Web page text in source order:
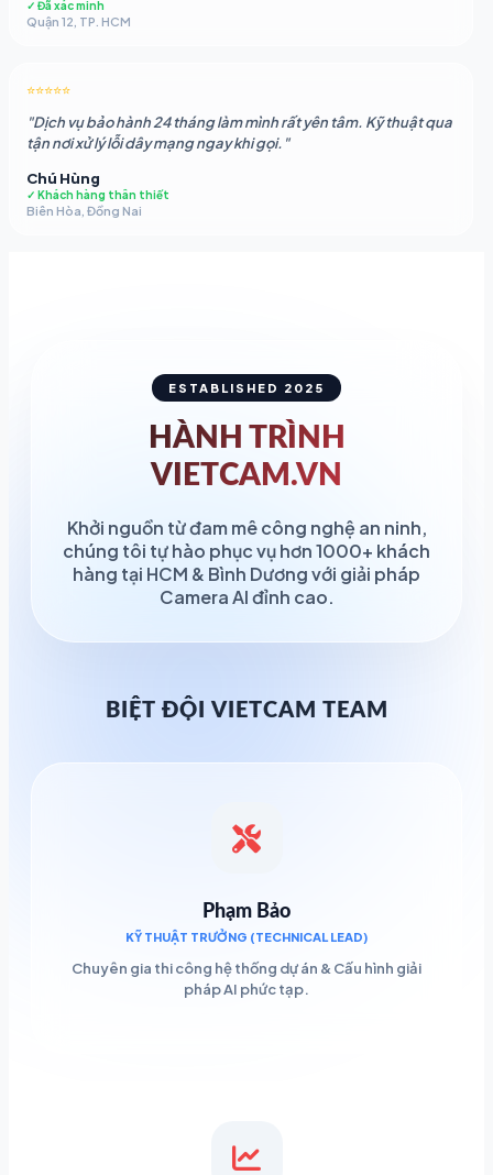
✓ Đã xác minh
Quận 12, TP. HCM
⭐⭐⭐⭐⭐
"Dịch vụ bảo hành 24 tháng làm mình rất yên tâm. Kỹ thuật qua
tận nơi xử lý lỗi dây mạng ngay khi gọi."
Chú Hùng
✓ Khách hàng thân thiết
Biên Hòa, Đồng Nai
ESTABLISHED 2025
HÀNH TRÌNH
VIETCAM.VN
Khởi nguồn từ đam mê công nghệ an ninh,
chúng tôi tự hào phục vụ hơn 1000+ khách
hàng tại HCM & Bình Dương với giải pháp
Camera AI đỉnh cao.
BIỆT ĐỘI VIETCAM TEAM
Phạm Bảo
KỸ THUẬT TRƯỞNG (TECHNICAL LEAD)
Chuyên gia thi công hệ thống dự án & Cấu hình giải
pháp AI phức tạp.